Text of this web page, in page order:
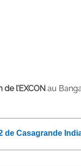
l’EXCONau
Casagrande